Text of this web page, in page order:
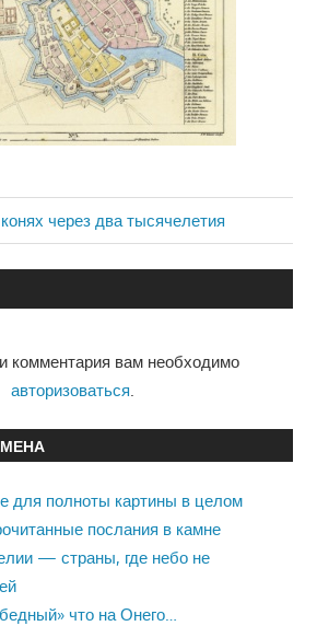
через два тысячелетия
комментария вам необходимо
авторизоваться
для полноты картины в целом
послания в камне
— страны, где небо не
что на Онего…